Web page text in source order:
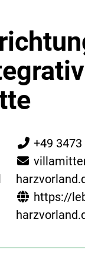
+49
https://